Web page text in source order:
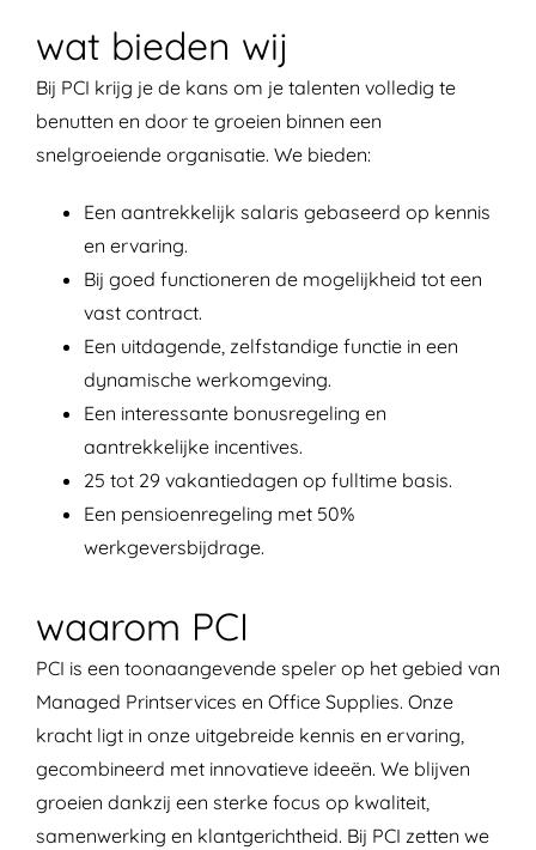
wat bieden wij
Bij PCI krijg je de kans om je talenten volledig te
benutten en door te groeien binnen een
snelgroeiende organisatie. We bieden:
Een aantrekkelijk salaris gebaseerd op kennis
en ervaring.
Bij goed functioneren de mogelijkheid tot een
vast contract.
Een uitdagende, zelfstandige functie in een
dynamische werkomgeving.
Een interessante bonusregeling en
aantrekkelijke incentives.
25 tot 29 vakantiedagen op fulltime basis.
Een pensioenregeling met 50%
werkgeversbijdrage.
waarom PCI
PCI is een toonaangevende speler op het gebied van
Managed Printservices en Office Supplies. Onze
kracht ligt in onze uitgebreide kennis en ervaring,
gecombineerd met innovatieve ideeën. We blijven
groeien dankzij een sterke focus op kwaliteit,
samenwerking en klantgerichtheid. Bij PCI zetten we